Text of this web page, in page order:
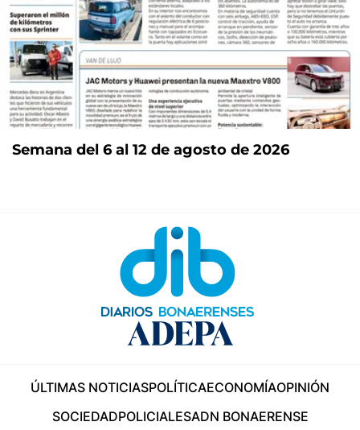
Semana del 6 al 12 de agosto de 2026
ÚLTIMAS NOTICIASPOLÍTICAECONOMÍAOPINIÓN
SOCIEDADPOLICIALESADN BONAERENSE